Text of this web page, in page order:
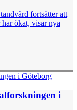
fortsätter att
ökat, visar nya
i